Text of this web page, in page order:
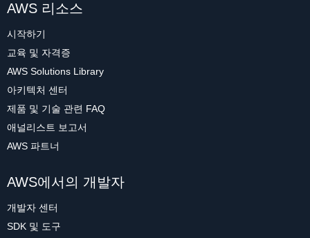
AWS 리소스
시작하기
교육 및 자격증
AWS Solutions Library
아키텍처 센터
제품 및 기술 관련 FAQ
애널리스트 보고서
AWS 파트너
AWS에서의 개발자
개발자 센터
SDK 및 도구